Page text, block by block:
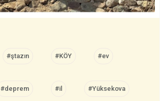
#ştazın #KÖY #ev
#deprem #il #Yüksekova